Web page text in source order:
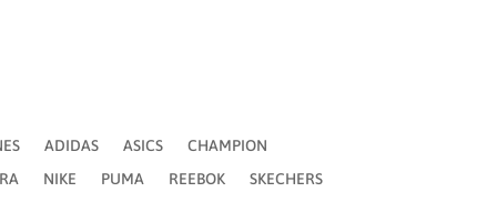
ADIDAS ASICS
CHAMPION
NIKE PUMA REEBOK
SKECHERS